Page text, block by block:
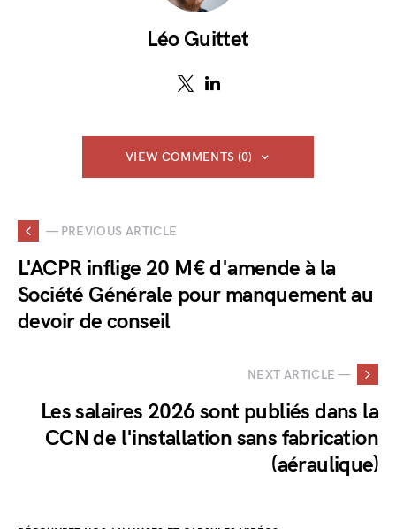
Léo Guittet
VIEW COMMENTS (0)
— PREVIOUS ARTICLE
L'ACPR inflige 20 M€ d'amende à la
Société Générale pour manquement au
devoir de conseil
NEXT ARTICLE —
Les salaires 2026 sont publiés dans la
CCN de l'installation sans fabrication
(aéraulique)